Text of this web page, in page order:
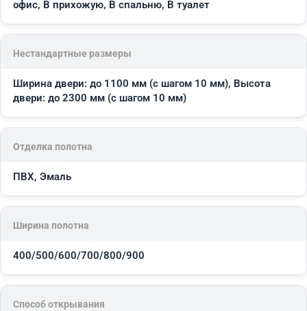
офис, В прихожую, В спальню, В туалет
Нестандартные размеры
Ширина двери: до 1100 мм (с шагом 10 мм), Высота
двери: до 2300 мм (с шагом 10 мм)
Отделка полотна
ПВХ, Эмаль
Ширина полотна
400/500/600/700/800/900
Способ открывания